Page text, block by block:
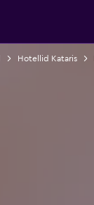
Hotellid Kataris